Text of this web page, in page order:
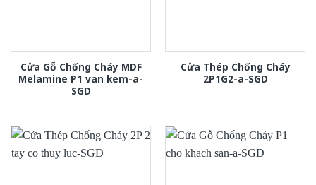
Cửa Gỗ Chống Cháy MDF
Melamine P1 van kem-a-
SGD
Cửa Thép Chống Cháy
2P1G2-a-SGD